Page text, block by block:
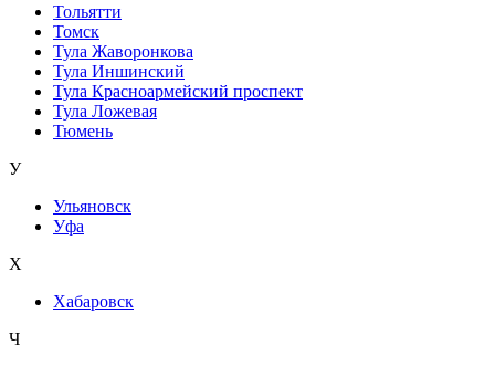
Тольятти
Томск
Тула Жаворонкова
Тула Иншинский
Тула Красноармейский проспект
Тула Ложевая
Тюмень
У
Ульяновск
Уфа
Х
Хабаровск
Ч